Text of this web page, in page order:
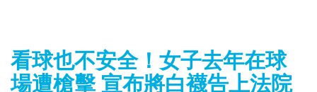
看球也不安全！女子去年在球
場遭槍擊 宣布將白襪告上法院